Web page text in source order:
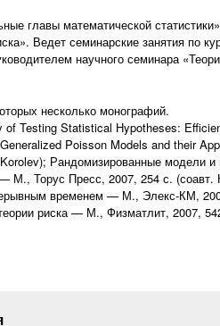
главы математической
Ведет семинарские занятия по
научного семинара
несколько монографий.
Testing Statistical Hypotheses:
Poisson Models and their
Рандомизированные модели
М., Торус Пресс, 2007, 254 с.
временем — М., Элекс-КМ,
риска — М., Физматлит, 2007,